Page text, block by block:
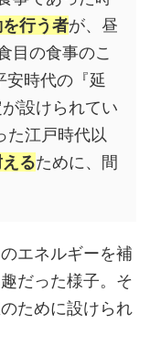
行う者が、昼
目の食事のこ
安時代の『延
設けられてい
た江戸時代以
るために、間
エネルギーを補
だった様子。そ
ために設けられ